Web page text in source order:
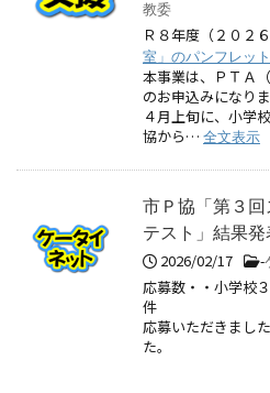
教委
Ｒ８年度（２０２
室」のパンフレット
本事業は、ＰＴＡ
のお申込みになりま
４月上旬に、小学
協から… 全文表示
市Ｐ協「第３
テスト」結果発
2026/02/17 -
応募数・・小学校
件
応募いただきまし
た。